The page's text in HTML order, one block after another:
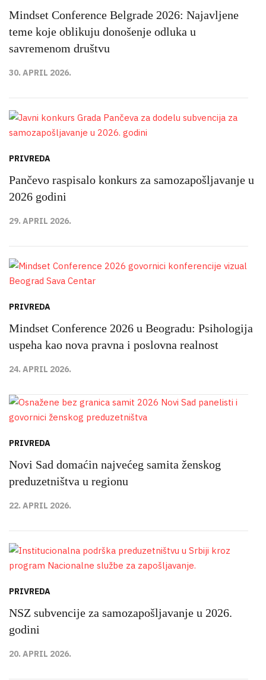
Mindset Conference Belgrade 2026: Najavljene
teme koje oblikuju donošenje odluka u
savremenom društvu
30. APRIL 2026.
PRIVREDA
Pančevo raspisalo konkurs za samozapošljavanje u
2026 godini
29. APRIL 2026.
PRIVREDA
Mindset Conference 2026 u Beogradu: Psihologija
uspeha kao nova pravna i poslovna realnost
24. APRIL 2026.
PRIVREDA
Novi Sad domaćin najvećeg samita ženskog
preduzetništva u regionu
22. APRIL 2026.
PRIVREDA
NSZ subvencije za samozapošljavanje u 2026.
godini
20. APRIL 2026.